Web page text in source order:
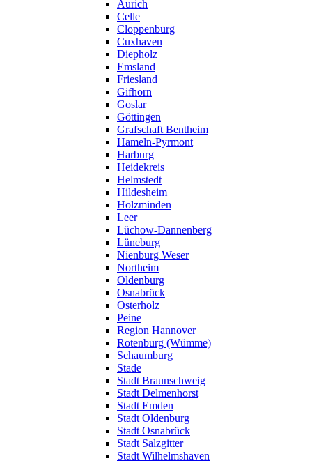
Aurich
Celle
Cloppenburg
Cuxhaven
Diepholz
Emsland
Friesland
Gifhorn
Goslar
Göttingen
Grafschaft Bentheim
Hameln-Pyrmont
Harburg
Heidekreis
Helmstedt
Hildesheim
Holzminden
Leer
Lüchow-Dannenberg
Lüneburg
Nienburg Weser
Northeim
Oldenburg
Osnabrück
Osterholz
Peine
Region Hannover
Rotenburg (Wümme)
Schaumburg
Stade
Stadt Braunschweig
Stadt Delmenhorst
Stadt Emden
Stadt Oldenburg
Stadt Osnabrück
Stadt Salzgitter
Stadt Wilhelmshaven